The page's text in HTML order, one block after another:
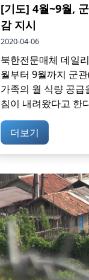
[기도] 4월~9월,
감 지시
2020-04-06
북한전문매체 데일
월부터 9월까지 군
가족의 월 식량 공
침이 내려왔다고 한
더보기